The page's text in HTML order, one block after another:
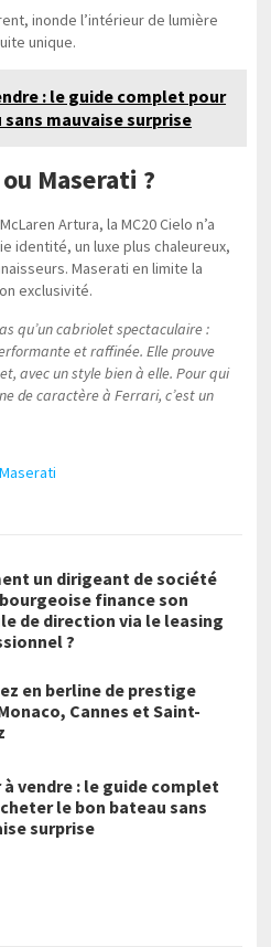
inonde l’intérieur de lumière
unique.
: le guide complet pour
mauvaise surprise
Maserati ?
Artura, la MC20 Cielo n’a
identité, un luxe plus chaleureux,
Maserati en limite la
exclusivité.
qu’un cabriolet spectaculaire :
et raffinée. Elle prouve
avec un style bien à elle. Pour qui
de caractère à Ferrari, c’est un
Maserati
un dirigeant de société
finance son
de direction via le leasing
?
en berline de prestige
Cannes et Saint-
vendre : le guide complet
le bon bateau sans
surprise